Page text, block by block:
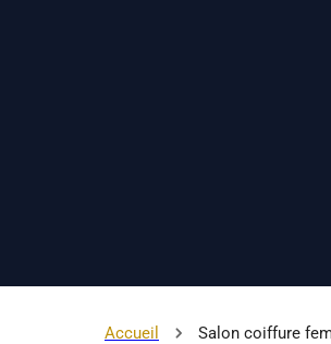
Accueil Salon coiffure